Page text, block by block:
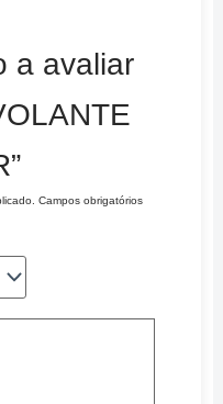
a avaliar
Campos obrigatórios